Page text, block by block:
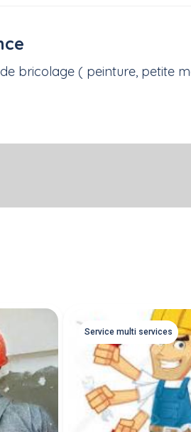
bricolage ( peinture, petite
Service multi services